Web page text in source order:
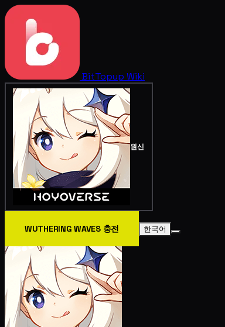
BitTopup Wiki
원신
WUTHERING WAVES 충전 한국어